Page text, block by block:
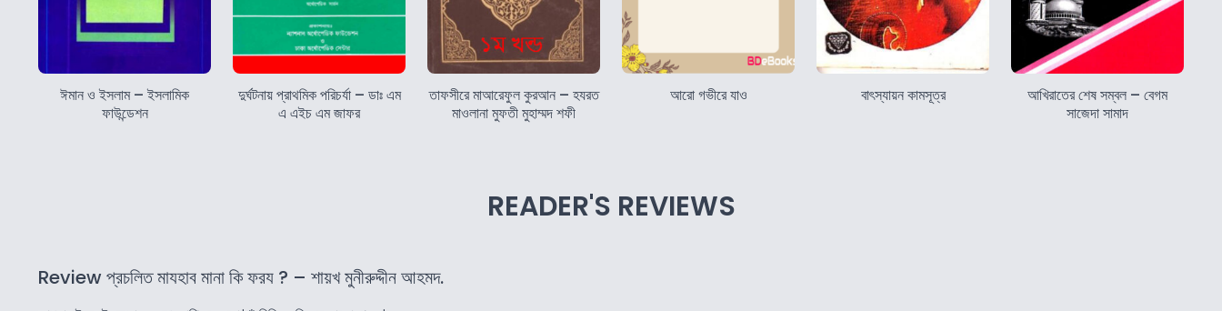
ঈমান ও ইসলাম – ইসলামিক
ফাউন্ডেশন
দুর্ঘটনায় প্রাথমিক পরিচর্যা – ডাঃ এম
এ এইচ এম জাফর
তাফসীরে মাআরেফুল কুরআন – হযরত
মাওলানা মুফতী মুহাম্মদ শফী
আরো গভীরে যাও বাৎস্যায়ন কামসূত্র
আখিরাতের শেষ সম্বল – বেগম
সাজেদা সামাদ
READER'S REVIEWS
Review প্রচলিত মাযহাব মানা কি ফরয ? – শায়খ মুনীরুদ্দীন আহমদ.